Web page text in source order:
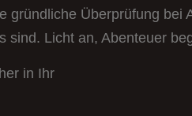
gründliche Überprüfung
sind. Licht an, Abenteuer
in Ihr